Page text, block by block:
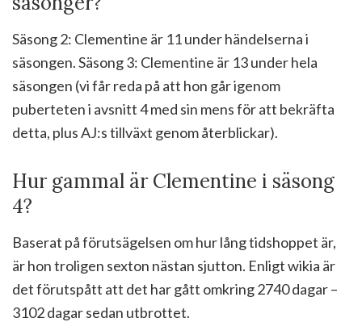
Säsong 2: Clementine är 11 under händelserna i
säsongen. Säsong 3: Clementine är 13 under hela
säsongen (vi får reda på att hon går igenom
puberteten i avsnitt 4 med sin mens för att bekräfta
detta, plus AJ:s tillväxt genom återblickar).
Hur gammal är Clementine i säsong
4?
Baserat på förutsägelsen om hur lång tidshoppet är,
är hon troligen sexton nästan sjutton. Enligt wikia är
det förutspått att det har gått omkring 2740 dagar –
3102 dagar sedan utbrottet.